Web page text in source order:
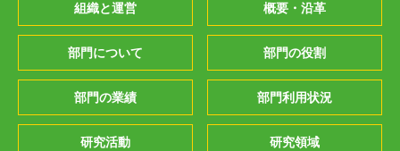
組織と運営 概要・沿革
部門について 部門の役割
部門の業績 部門利用状況
研究活動 研究領域